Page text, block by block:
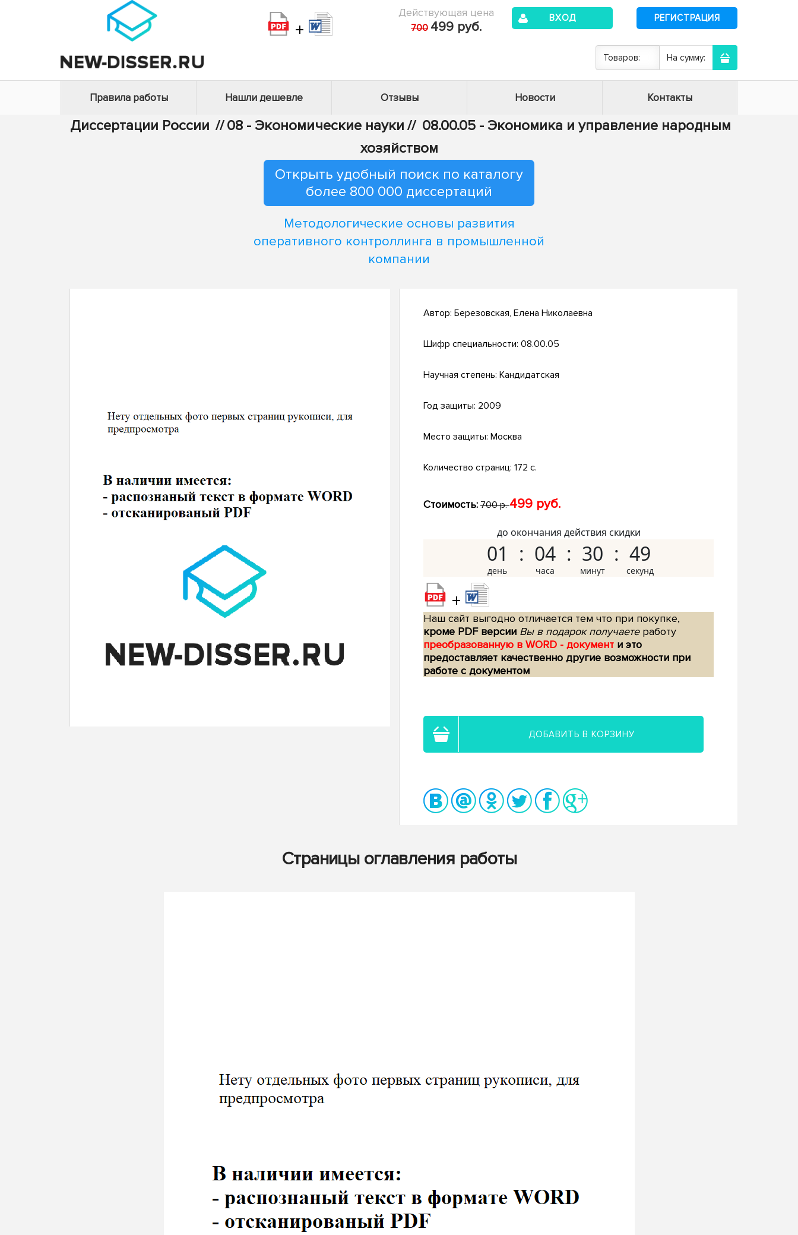
+
Действующая цена
700 499 руб.
ВХОД РЕГИСТРАЦИЯ
Товаров: На сумму:
Правила работы Нашли дешевле Отзывы Новости Контакты
Диссертации России // 08 - Экономические науки // 08.00.05 - Экономика и управление народным
хозяйством
Открыть удобный поиск по каталогу
более 800 000 диссертаций
Методологические основы развития
оперативного контроллинга в промышленной
компании
Автор: Березовская, Елена Николаевна
Шифр специальности: 08.00.05
Научная степень: Кандидатская
Год защиты: 2009
Место защиты: Москва
Количество страниц: 172 с.
Стоимость: 700 р.499 руб.
до окончания действия скидки
01 04 30 48
+
Наш сайт выгодно отличается тем что при покупке,
кроме PDF версии Вы в подарок получаетеработу
преобразованную в WORD - документ и это
предоставляет качественно другие возможности при
работе с документом
ДОБАВИТЬ В КОРЗИНУ
Страницы оглавления работы